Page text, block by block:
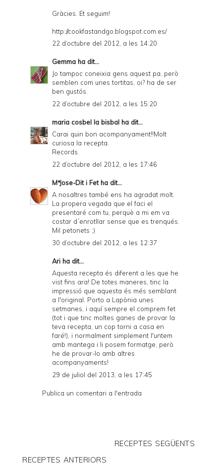
Gràcies. Et seguim!
http://cookfastandgo.blogspot.com.es/
22 d’octubre del 2012, a les 14:20
Gemma ha dit...
Jo tampoc coneixia gens aquest pa, però
semblen com unes tortitas, oi? ha de ser
ben gustós.
22 d’octubre del 2012, a les 15:20
maria cosbel la bisbal ha dit...
Carai quin bon acompanyament!!Molt
curiosa la recepta.
Records.
22 d’octubre del 2012, a les 17:46
MªJose-Dit i Fetha dit...
A nosaltres també ens ha agradat molt.
La propera vegada que el faci el
presentaré com tu, perquè a mi em va
costar d´enrotllar sense que es trenqués.
Mil petonets ;)
30 d’octubre del 2012, a les 12:37
Ari ha dit...
Aquesta recepta és diferent a les que he
vist fins ara! De totes maneres, tinc la
impressió que aquesta és més semblant
a l'original. Porto a Lapònia unes
setmanes, i aquí sempre el comprem fet
(tot i que tinc moltes ganes de provar la
teva recepta, un cop torni a casa en
faré!), i normalment simplement l'untem
amb mantega i li posem formatge, però
he de provar-lo amb altres
acompanyaments!
29 de juliol del 2013, a les 17:45
Publica un comentari a l'entrada
RECEPTES SEGÜENTS
RECEPTES ANTERIORS